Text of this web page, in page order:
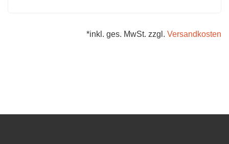
*inkl. ges. MwSt. zzgl. Versandkosten